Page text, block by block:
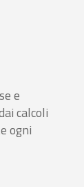
e
calcoli
ogni